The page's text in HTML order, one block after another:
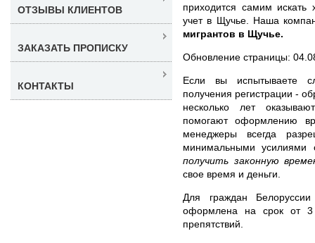
приходится самим искать
учет в Щучье. Наша
мигрантов в Щучье.
Обновление страницы:
Если вы испытываете
получения регистрации -
несколько лет
помогают оформлению
менеджеры всегда
минимальными
получить законную
свое время и деньги.
Для граждан
оформлена на срок от
препятствий.
ОТЗЫВЫ КЛИЕНТОВ
ЗАКАЗАТЬ ПРОПИСКУ
КОНТАКТЫ